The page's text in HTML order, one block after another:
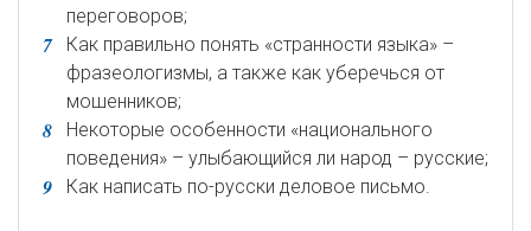
переговоров;
Как правильно понять «странности языка» –
фразеологизмы, а также как уберечься от
мошенников;
Некоторые особенности «национального
поведения» – улыбающийся ли народ – русские;
Как написать по-русски деловое письмо.